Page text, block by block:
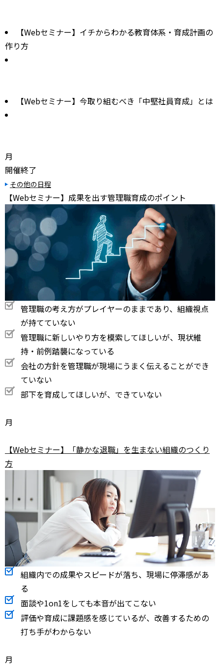
【Webセミナー】イチからわかる教育体系・育成計画の
作り方
【Webセミナー】今取り組むべき「中堅社員育成」とは
月
開催終了
その他の日程
【Webセミナー】成果を出す管理職育成のポイント
管理職の考え方がプレイヤーのままであり、組織視点
が持てていない
管理職に新しいやり方を模索してほしいが、現状維
持・前例踏襲になっている
会社の方針を管理職が現場にうまく伝えることができ
ていない
部下を育成してほしいが、できていない
月
【Webセミナー】「静かな退職」を生まない組織のつくり
方
組織内での成果やスピードが落ち、現場に停滞感があ
る
面談や1on1をしても本音が出てこない
評価や育成に課題感を感じているが、改善するための
打ち手がわからない
月